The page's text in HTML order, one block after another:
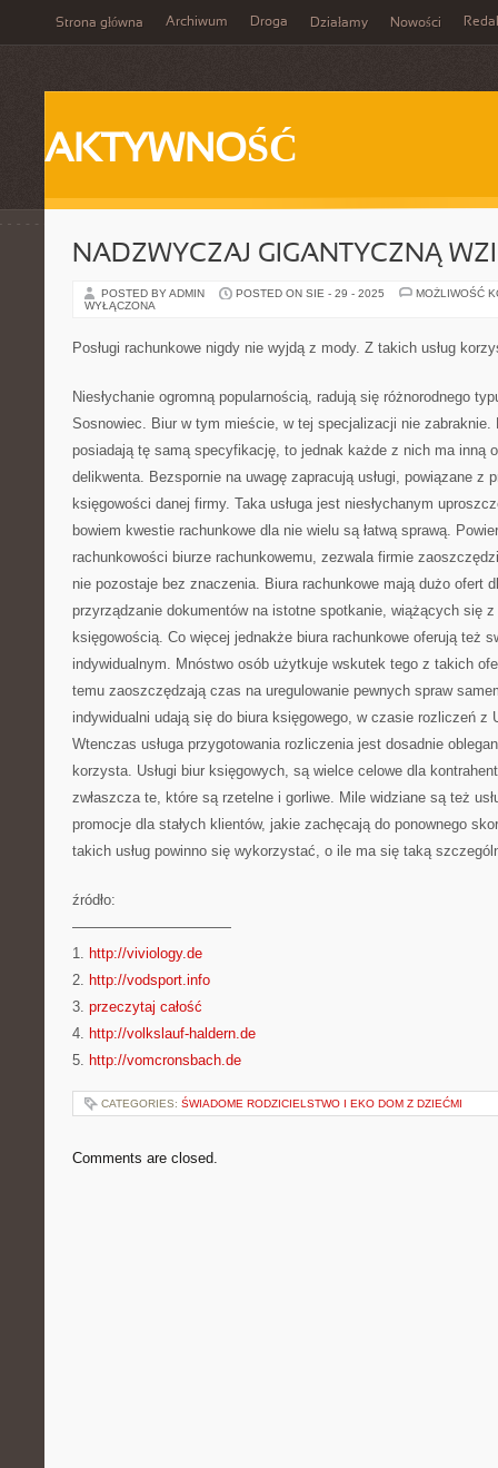
Strona główna Archiwum Droga Działamy Nowości
AKTYWNOŚĆ
NADZWYCZAJ GIGANTYCZNĄ
POSTED BY ADMIN POSTED ON SIE - 29 - 2025
MOŻLIWOŚĆ
WYŁĄCZONA
Posługi rachunkowe nigdy nie wyjdą z mody. Z takich usług
Niesłychanie ogromną popularnością, radują się różnorodnego
Sosnowiec. Biur w tym mieście, w tej specjalizacji nie
posiadają tę samą specyfikację, to jednak każde z nich ma inną
delikwenta. Bezspornie na uwagę zapracują usługi, powiązane z
księgowości danej firmy. Taka usługa jest niesłychanym
bowiem kwestie rachunkowe dla nie wielu są łatwą sprawą.
rachunkowości biurze rachunkowemu, zezwala firmie
nie pozostaje bez znaczenia. Biura rachunkowe mają dużo ofert
przyrządzanie dokumentów na istotne spotkanie, wiążących się
księgowością. Co więcej jednakże biura rachunkowe oferują też
indywidualnym. Mnóstwo osób użytkuje wskutek tego z takich
temu zaoszczędzają czas na uregulowanie pewnych spraw
indywidualni udają się do biura księgowego, w czasie rozliczeń z
Wtenczas usługa przygotowania rozliczenia jest dosadnie
korzysta. Usługi biur księgowych, są wielce celowe dla
zwłaszcza te, które są rzetelne i gorliwe. Mile widziane są też
promocje dla stałych klientów, jakie zachęcają do ponownego
takich usług powinno się wykorzystać, o ile ma się taką
źródło:
———————————
1. http://viviology.de
2. http://vodsport.info
3. przeczytaj całość
4. http://volkslauf-haldern.de
5. http://vomcronsbach.de
CATEGORIES: ŚWIADOME RODZICIELSTWO I EKO DOM Z DZIEĆMI
Comments are closed.